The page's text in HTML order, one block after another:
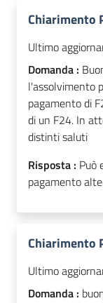
Chiarimento
Ultimo
Domanda :
l'assolvimento
pagamento di
di un F24. In
distinti saluti
Risposta : Può
pagamento
Chiarimento
Ultimo
Domanda :